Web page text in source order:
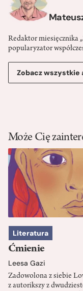
Redaktor miesięcznika
popularyzator
Zobacz wszystkie
Może Cię
Literatura
Ćmienie
Leesa Gazi
Zadowolona z siebie
z autorikszy z